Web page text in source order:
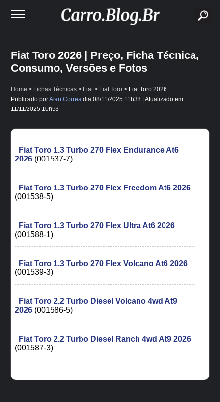
Fiat Toro 2026 | Preço, Ficha Técnica,
Consumo, Versões e Fotos
Home > Fichas Técnicas > Fiat> Fiat Toro > Fiat Toro 2026
Publicado porAlan Correa dia08/11/2025 11h38 | Atualizado em
11/11/2025 10h53
Fiat Toro 1.3 Turbo 270 Flex Endurance At6
2026 (001537-7)
Fiat Toro 1.3 Turbo 270 Flex Freedom At6 2026
(001538-5)
Fiat Toro 1.3 Turbo 270 Flex Ultra At6 2026
(001588-1)
Fiat Toro 1.3 Turbo 270 Flex Volcano At6 2026
(001539-3)
Fiat Toro 2.2 Turbo Diesel Volcano 4wd At9
2026 (001586-5)
Fiat Toro 2.2 Turbo Diesel Ranch 4wd At9 2026
(001587-3)